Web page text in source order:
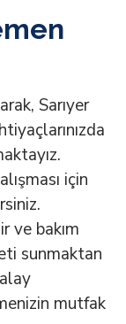
Sarıyer
için
ve bakım
sunmaktan
mutfak